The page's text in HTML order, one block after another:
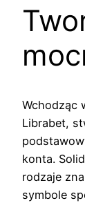
Wchodząc
Librabet,
konta.
rodzaje
symbole